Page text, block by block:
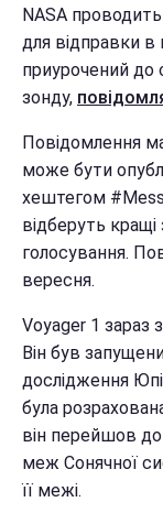
NASA
для відправки
приурочений до
зонду,
Повідомлення
може бути
хештегом
відберуть
голосування.
вересня.
Voyager 1 зараз
Він був
дослідження
була
він перейшов
меж Сонячної
її межі.